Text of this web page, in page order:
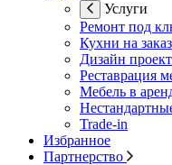
Услуги
Ремонт под
Кухни на заказ
Дизайн проект
Реставрация
Мебель в
Trade-in
Избранное
Партнерство